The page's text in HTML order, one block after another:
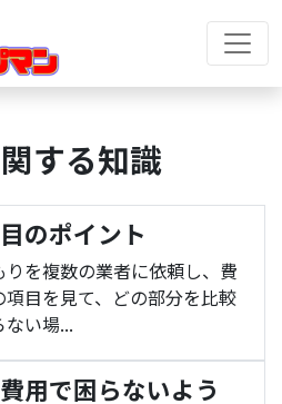
する知識
のポイント
を複数の業者に依頼し、費
目を見て、どの部分を比較
い場...
用で困らないよう